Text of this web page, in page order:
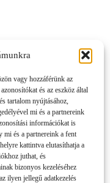
vagy hozzáférünk az
és az eszköz által
tartalom nyújtásához,
mi és a partnereink
információkat is
mi és a partnereink a fent
kattintva elutasíthatja a
juthat, és
bizonyos kezeléséhez
ilyen jellegű adatkezelés